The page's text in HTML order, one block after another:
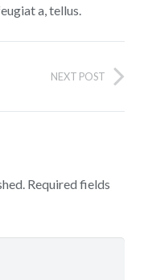
a, tellus.
NEXT POST
Required fields